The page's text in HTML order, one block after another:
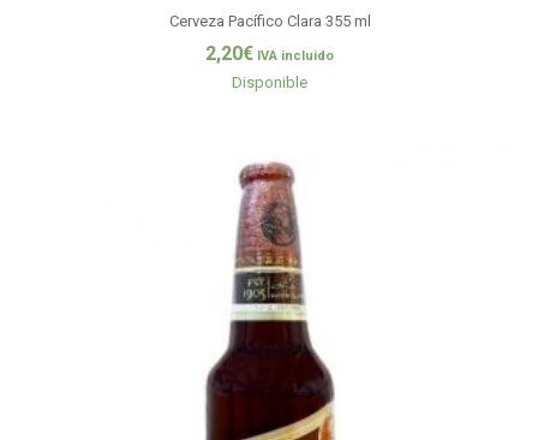
Cerveza Pacífico Clara 355 ml
2,20€ IVA incluido
Disponible